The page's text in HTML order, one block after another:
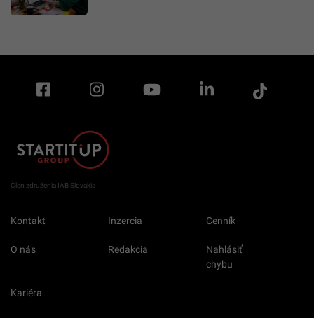
Člen združenia IAB Slovakia
Kontakt Inzercia Cenník
O nás Redakcia
Nahlásiť
chybu
Kariéra